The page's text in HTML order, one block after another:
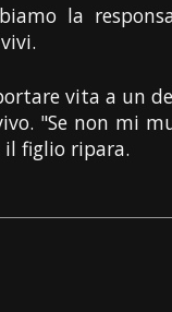
la
vita a un
"Se non mi
il figlio ripara.